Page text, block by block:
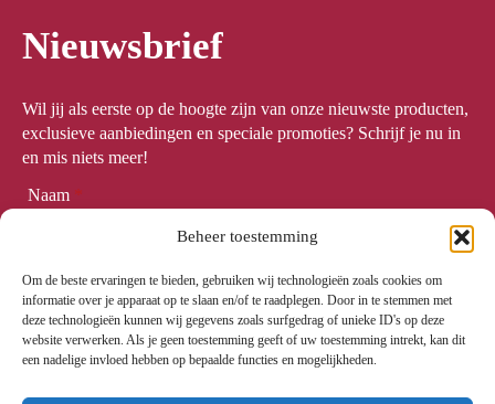
Beheer toestemming
Om de beste ervaringen te bieden, gebruiken wij technologieën zoals cookies om
informatie over je apparaat op te slaan en/of te raadplegen. Door in te stemmen met
deze technologieën kunnen wij gegevens zoals surfgedrag of unieke ID's op deze
website verwerken. Als je geen toestemming geeft of uw toestemming intrekt, kan dit
een nadelige invloed hebben op bepaalde functies en mogelijkheden.
Nieuwsbrief
Wil jij als eerste op de hoogte zijn van onze nieuwste producten,
exclusieve aanbiedingen en speciale promoties? Schrijf je nu in
en mis niets meer!
Naam *
Email *
Meld me aan